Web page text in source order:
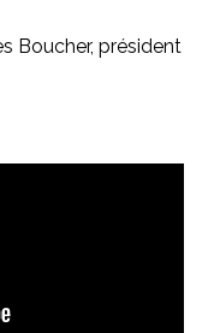
Boucher, président